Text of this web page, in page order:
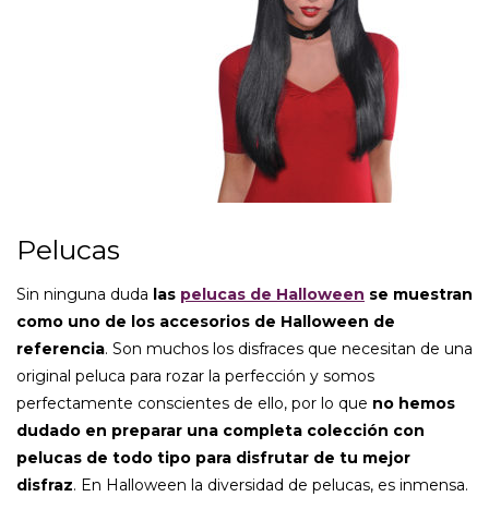
Pelucas
Sin ninguna duda las pelucas de Halloween se muestran
como uno de los accesorios de Halloween de
referencia. Son muchos los disfraces que necesitan de una
original peluca para rozar la perfección y somos
perfectamente conscientes de ello, por lo que no hemos
dudado en preparar una completa colección con
pelucas de todo tipo para disfrutar de tu mejor
disfraz. En Halloween la diversidad de pelucas, es inmensa.